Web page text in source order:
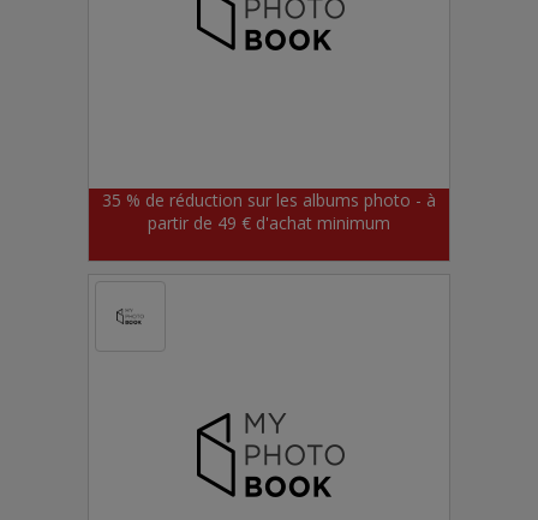
35 % de réduction sur les albums photo - à
partir de 49 € d'achat minimum